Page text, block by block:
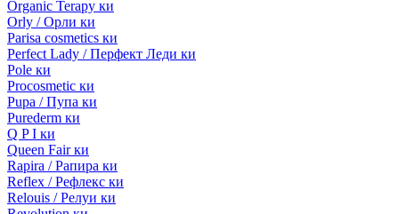
Organic Terapy ки
Orly / Орли ки
Parisa cosmetics ки
Perfect Lady / Перфект Леди ки
Pole ки
Procosmetic ки
Pupa / Пупа ки
Purederm ки
Q P I ки
Queen Fair ки
Rapira / Рапира ки
Reflex / Рефлекс ки
Relouis / Релуи ки